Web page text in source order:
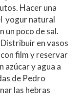
Hacer una
yogur natural
un poco de sal.
en vasos
film y reservar
azúcar y agua a
de Pedro
las hebras